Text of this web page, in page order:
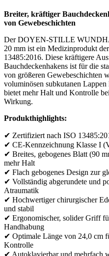
Breiter, kräftiger
von Gewebeschichten
Der DOYEN-STILLE
20 mm ist ein Medizinprodukt
13485:2016. Diese kräftigere
Bauchdeckenhakens ist für die
von größeren Gewebeschichten
voluminösen subkutanen
bietet mehr Halt und Kontrolle
Wirkung.
Produkthighlights:
✔ Zertifiziert nach ISO
✔ CE-Kennzeichnung Klasse I
✔ Breites, gebogenes Blatt (90
mehr Halt
✔ Flach gebogenes Design zur
✔ Vollständig abgerundete und
Atraumatik
✔ Hochwertiger chirurgischer
und stabil
✔ Ergonomischer, solider Griff
Handhabung
✔ Optimale Länge von 24,0 cm
Kontrolle
✔ Autoklavierbar und mehrfach